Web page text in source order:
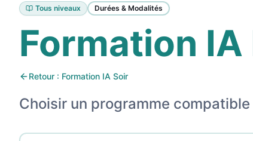
Tous niveaux Durées & Modalités
Formation
Retour : Formation IA Soir
Choisir un programme